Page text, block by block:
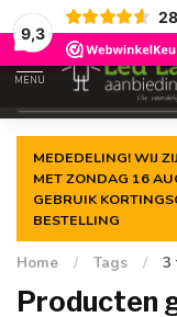
9,3
Gegarandeerde de
MENU
MEDEDELING! WIJ
MET ZONDAG 16
GEBRUIK
BESTELLING
Home / Tags / 3
Producten